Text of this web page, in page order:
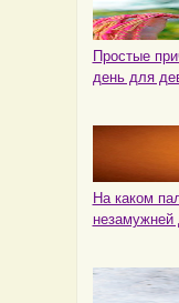
Простые
день для
На каком
незамужней